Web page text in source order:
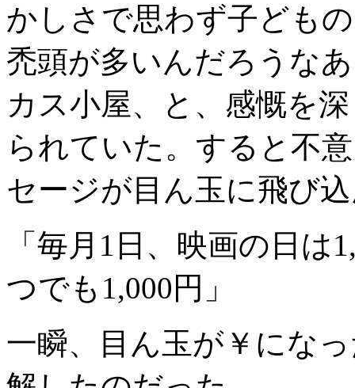
かしさで思わず子ども
禿頭が多いんだろうな
カス小屋、と、感慨を
られていた。すると不
セージが目ん玉に飛び
「毎月1日、映画の日は
つでも1,000円」
一瞬、目ん玉が￥にな